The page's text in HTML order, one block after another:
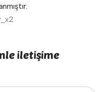
iletişime